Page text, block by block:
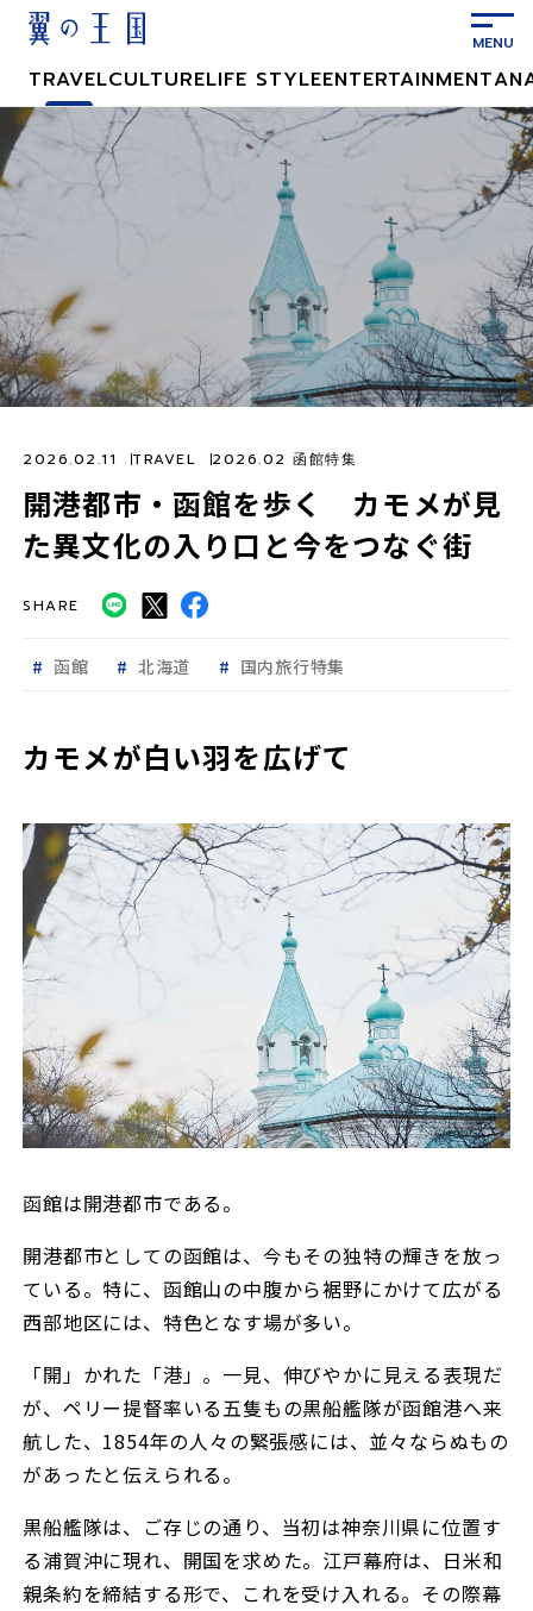
テ
ン
に
ッ
プ
TRAVELCULTURELIFE STYLEENTERTAINMENT
開港都市・函館を歩く カモメが見
た異文化の入り口と今をつなぐ街
2026.02.11 TRAVEL 2026.02 函館特集
SHARE
函館 北海道 国内旅行特集
カモメが白い羽を広げて
函館は開港都市である。
開港都市としての函館は、今もその独特の輝きを放っ
ている。特に、函館山の中腹から裾野にかけて広がる
西部地区には、特色となす場が多い。
「開」かれた「港」。一見、伸びやかに見える表現だ
が、ペリー提督率いる五隻もの黒船艦隊が函館港へ来
航した、1854年の人々の緊張感には、並々ならぬもの
があったと伝えられる。
黒船艦隊は、ご存じの通り、当初は神奈川県に位置す
る浦賀沖に現れ、開国を求めた。江戸幕府は、日米和
親条約を締結する形で、これを受け入れる。その際幕